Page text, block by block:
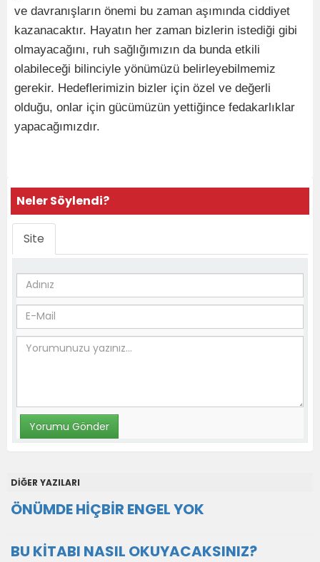
ve davranışların önemi bu zaman aşımında ciddiyet
kazanacaktır. Hayatın her zaman bizlerin istediği gibi
olmayacağını, ruh sağlığımızın da bunda etkili
olabileceği bilinciyle yönümüzü belirleyebilmemiz
gerekir. Hedeflerimizin bizler için özel ve değerli
olduğu, onlar için gücümüzün yettiğince fedakarlıklar
yapacağımızdır.
Neler Söylendi?
Site
DİĞER YAZILARI
ÖNÜMDE HİÇBİR ENGEL YOK
BU KİTABI NASIL OKUYACAKSINIZ?